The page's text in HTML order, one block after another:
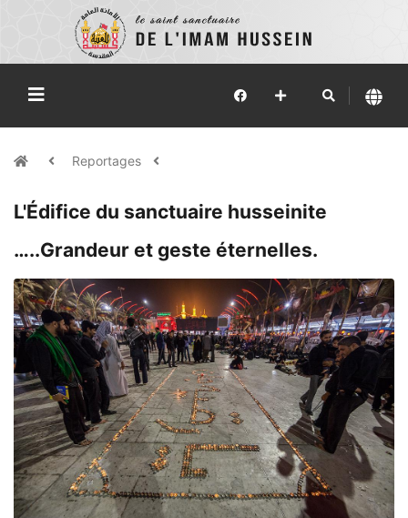
Reportages
L'Édifice du sanctuaire husseinite
…..Grandeur et geste éternelles.